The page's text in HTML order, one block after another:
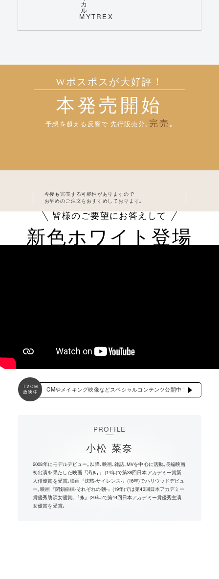
Wポスポスが大好評！
本発売開始
予想を超える反響で 先行販売分､ 完売 ｡
今後も完売する可能性がありますので
お早めのご注文をおすすめしております｡
皆様のご要望にお答えして
新色ホワイト 登場
CMやメイキング映像などスペシャルコンテンツ公開中！
TVCM
放映中
PROFILE
小松 菜奈
2008年にモデルデビュー｡以降､映画､雑誌､MVを中心に活動｡長編映画
初出演を果たした映画『渇き｡』(14年)で第38回日本アカデミー賞新
人俳優賞を受賞｡映画『沈黙-サイレンス-』(16年)でハリウッドデビュ
ー｡映画『閉鎖病棟-それぞれの朝-』(19年)では第43回日本アカデミー
賞優秀助演女優賞､『糸』(20年)で第44回日本アカデミー賞優秀主演
女優賞を受賞｡